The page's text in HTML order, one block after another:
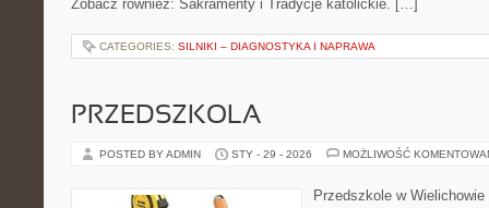
Zobacz również: Sakramenty i Tradycje katolickie. […]
CATEGORIES: SILNIKI – DIAGNOSTYKA I NAPRAWA
PRZEDSZKOLA
POSTED BY ADMIN STY - 29 - 2026 MOŻLIWOŚĆ
Przedszkole w